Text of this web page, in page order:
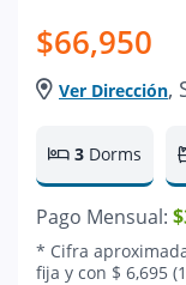
$66,950
Ver Dirección,
3 Dorms
Pago Mensual:
* Cifra
fija y con $ 6,695